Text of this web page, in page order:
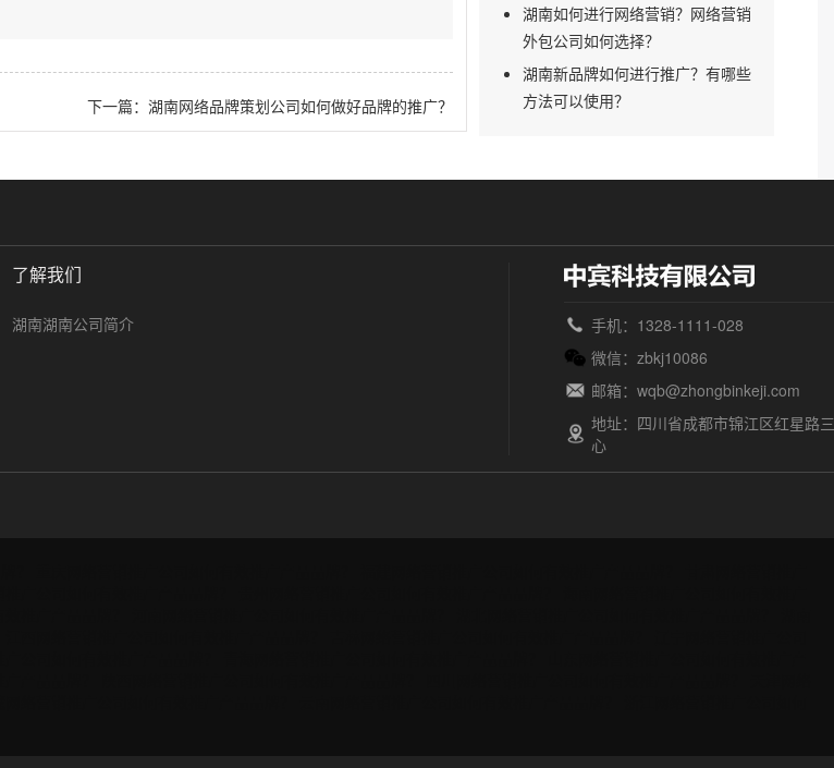
下一篇：湖南网络品牌策划公司如何做好品牌的推广？
湖南如何进行网络营销？网络营销
外包公司如何选择？
湖南新品牌如何进行推广？有哪些
方法可以使用？
了解我们
湖南湖南公司简介
手机：1328-1111-028
微信：zbkj10086
邮箱：wqb@zhongbinkeji.com
地址：四川省成都市锦江区红星路
心